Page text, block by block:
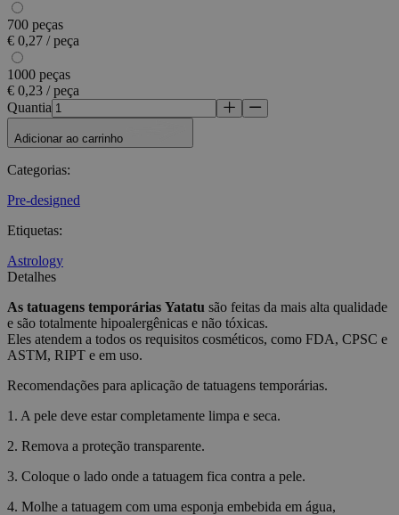
700 peças
€ 0,27 / peça
1000 peças
€ 0,23 / peça
Quantia
Adicionar ao carrinho
Categorias:
Pre-designed
Etiquetas:
Astrology
Detalhes
As tatuagens temporárias Yatatu são feitas da mais alta qualidade
e são totalmente hipoalergênicas e não tóxicas.
Eles atendem a todos os requisitos cosméticos, como FDA, CPSC e
ASTM, RIPT e em uso.
Recomendações para aplicação de tatuagens temporárias.
1. A pele deve estar completamente limpa e seca.
2. Remova a proteção transparente.
3. Coloque o lado onde a tatuagem fica contra a pele.
4. Molhe a tatuagem com uma esponja embebida em água,